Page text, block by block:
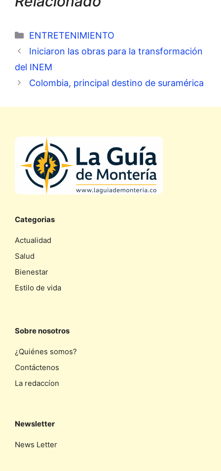
Categorías
ENTRETENIMIENTO
Iniciaron las obras para la transformación
del INEM
Colombia, principal destino de suramérica
Categorias
Actualidad
Salud
Bienestar
Estilo de vida
Sobre nosotros
¿Quiénes somos?
Contáctenos
La redaccíon
Newsletter
News Letter